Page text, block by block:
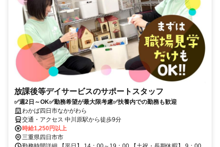
放課後等デイサービスのサポートスタッフ
✅週2日～OK✅勤務希望が最大限考慮✅扶養内での勤務も歓迎
わかば四日市なかがわら
交通・アクセス 中川原駅から徒歩9分
時給1,250円以上
三重県四日市市